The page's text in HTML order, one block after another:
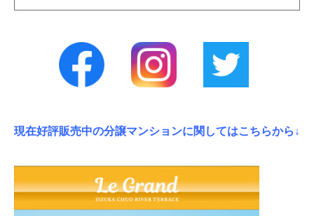
現在好評販売中の分譲マンションに関してはこちらから↓